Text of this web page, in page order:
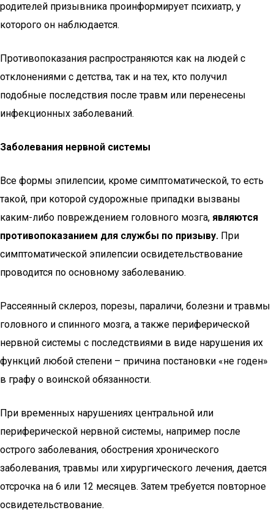
родителей призывника проинформирует психиатр, у
которого он наблюдается.
Противопоказания распространяются как на людей с
отклонениями с детства, так и на тех, кто получил
подобные последствия после травм или перенесены
инфекционных заболеваний.
Заболевания нервной системы
Все формы эпилепсии, кроме симптоматической, то есть
такой, при которой судорожные припадки вызваны
каким-либо повреждением головного мозга, являются
противопоказанием для службы по призыву. При
симптоматической эпилепсии освидетельствование
проводится по основному заболеванию.
Рассеянный склероз, порезы, параличи, болезни и травмы
головного и спинного мозга, а также периферической
нервной системы с последствиями в виде нарушения их
функций любой степени – причина постановки «не годен»
в графу о воинской обязанности.
При временных нарушениях центральной или
периферической нервной системы, например после
острого заболевания, обострения хронического
заболевания, травмы или хирургического лечения, дается
отсрочка на 6 или 12 месяцев. Затем требуется повторное
освидетельствование.